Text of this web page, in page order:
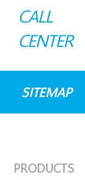
CALL
CENTER
SITEMAP
PRODUCTS